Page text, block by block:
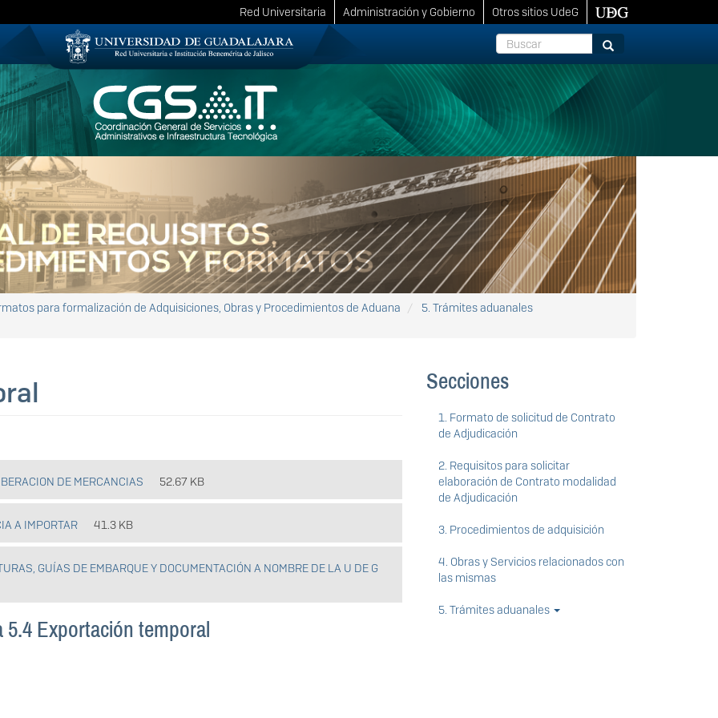
Red Universitaria Administración y Gobierno
Otros sitios UdeG
Buscar
Buscar
para formalización de Adquisiciones, Obras y Procedimientos de Aduana
5. Trámites aduanales
DE MERCANCIAS 52.67 KB
A IMPORTAR 41.3 KB
GUÍAS DE EMBARQUE Y DOCUMENTACIÓN A NOMBRE DE LA U DE G
Exportación temporal
Secciones
1. Formato de solicitud de Contrato
de Adjudicación
2. Requisitos para solicitar
elaboración de Contrato modalidad
de Adjudicación
3. Procedimientos de adquisición
4. Obras y Servicios relacionados con
las mismas
5. Trámites aduanales